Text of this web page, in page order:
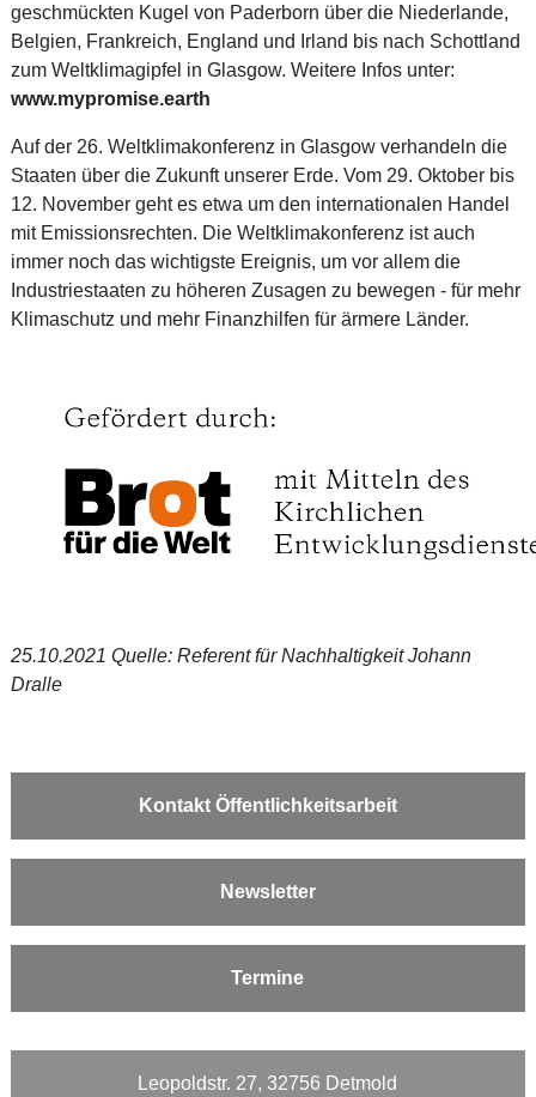
geschmückten Kugel von Paderborn über die Niederlande,
Belgien, Frankreich, England und Irland bis nach Schottland
zum Weltklimagipfel in Glasgow. Weitere Infos unter:
www.mypromise.earth
Auf der 26. Weltklimakonferenz in Glasgow verhandeln die
Staaten über die Zukunft unserer Erde. Vom 29. Oktober bis
12. November geht es etwa um den internationalen Handel
mit Emissionsrechten. Die Weltklimakonferenz ist auch
immer noch das wichtigste Ereignis, um vor allem die
Industriestaaten zu höheren Zusagen zu bewegen - für mehr
Klimaschutz und mehr Finanzhilfen für ärmere Länder.
25.10.2021 Quelle: Referent für Nachhaltigkeit Johann
Dralle
Kontakt Öffentlichkeitsarbeit
Newsletter
Termine
Leopoldstr. 27, 32756 Detmold